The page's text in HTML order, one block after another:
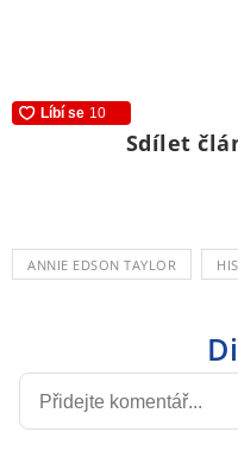
Sdílet
ANNIE EDSON TAYLOR